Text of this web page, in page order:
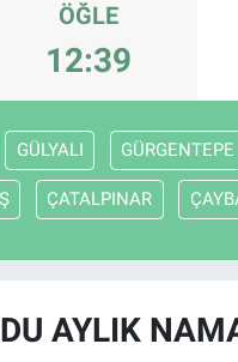
ÖĞLE
12:39
GÜLYALI GÜRGENTEPE
ÇATALPINAR
AYLIK